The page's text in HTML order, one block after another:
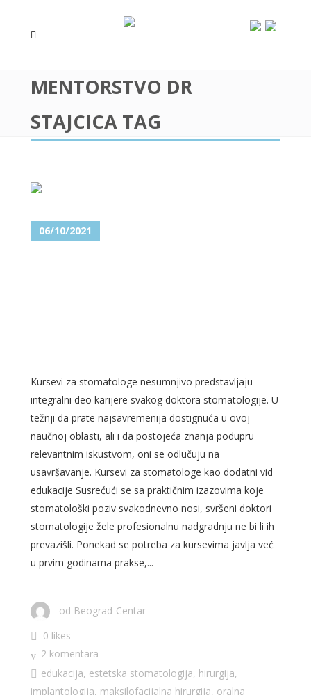
MENTORSTVO DR
STAJCICA TAG
06/10/2021
Kursevi za stomatologe nesumnjivo predstavljaju
integralni deo karijere svakog doktora stomatologije. U
težnji da prate najsavremenija dostignuća u ovoj
naučnoj oblasti, ali i da postojeća znanja podupru
relevantnim iskustvom, oni se odlučuju na
usavršavanje. Kursevi za stomatologe kao dodatni vid
edukacije Susrećući se sa praktičnim izazovima koje
stomatološki poziv svakodnevno nosi, svršeni doktori
stomatologije žele profesionalnu nadgradnju ne bi li ih
prevazišli. Ponekad se potreba za kursevima javlja već
u prvim godinama prakse,...
od Beograd-Centar
0 likes
2 komentara
edukacija, estetska stomatologija, hirurgija,
implantologija, maksilofacijalna hirurgija, oralna